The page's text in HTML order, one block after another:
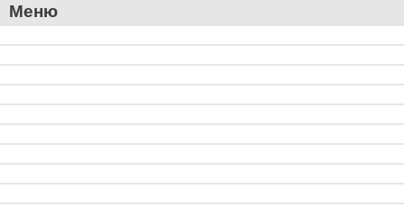
Меню